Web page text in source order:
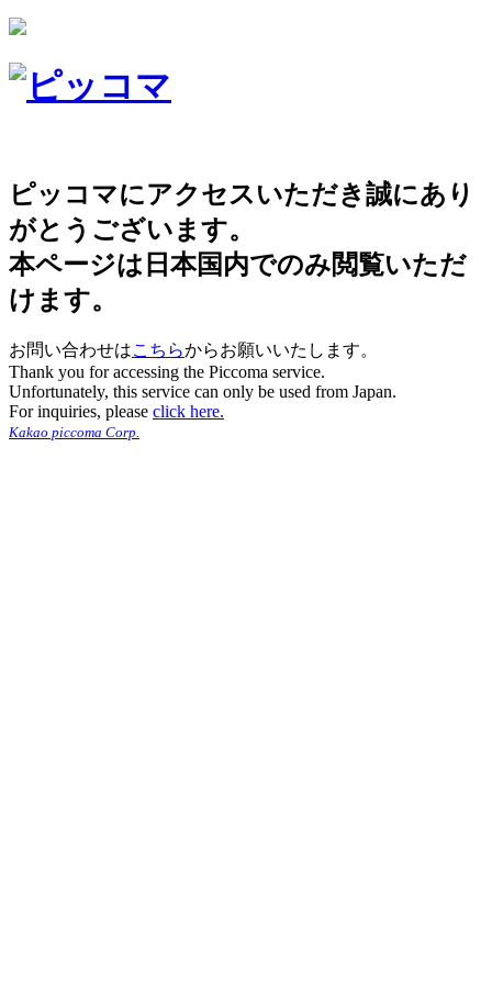
ピッコマにアクセスいただき誠にあり
がとうございます。
本ページは日本国内でのみ閲覧いただ
けます。
お問い合わせはこちらからお願いいたします。
Thank you for accessing the Piccoma service.
Unfortunately, this service can only be used from Japan.
For inquiries, please click here.
Kakao piccoma Corp.